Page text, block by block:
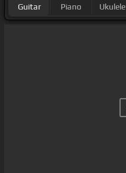
Guitar Piano Ukulele